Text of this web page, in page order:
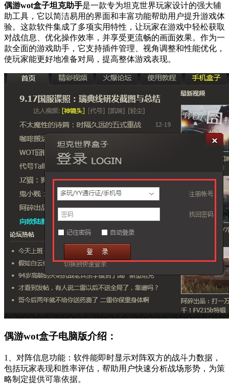
偶游wot盒子坦克助手是一款专为坦克世界玩家设计的强大辅
助工具，它以简洁易用的界面和丰富功能帮助用户提升游戏体
验。这款软件集成了多项实用特性，让玩家在游戏中轻松获取
对战信息、优化操作效率，并享受更流畅的画面效果。作为一
款全面的游戏助手，它支持插件管理、视角调整和性能优化，
使玩家能更好地准备对局，提高整体游戏表现。
偶游wot盒子电脑版介绍：
1、对阵信息功能：软件能即时显示对阵双方的战斗力数据，
包括玩家表现和胜率评估，帮助用户快速分析战场形势，为策
略制定提供可靠依据。